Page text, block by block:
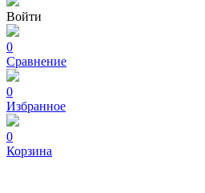
Войти
0
Сравнение
0
Избранное
0
Корзина